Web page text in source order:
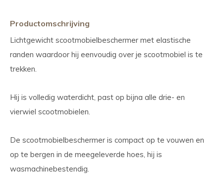
Productomschrijving
Lichtgewicht scootmobielbeschermer met elastische
randen waardoor hij eenvoudig over je scootmobiel is te
trekken.
Hij is volledig waterdicht, past op bijna alle drie- en
vierwiel scootmobielen.
De scootmobielbeschermer is compact op te vouwen en
op te bergen in de meegeleverde hoes, hij is
wasmachinebestendig.